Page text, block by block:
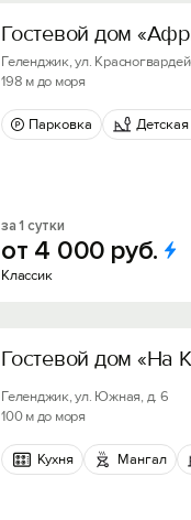
Гостевой дом
Геленджик, ул.
198 м до моря
Парковка
за 1 сутки
от 4 000 руб.
Классик
Гостевой дом «На
Геленджик, ул. Южная, д. 6
100 м до моря
Кухня Мангал